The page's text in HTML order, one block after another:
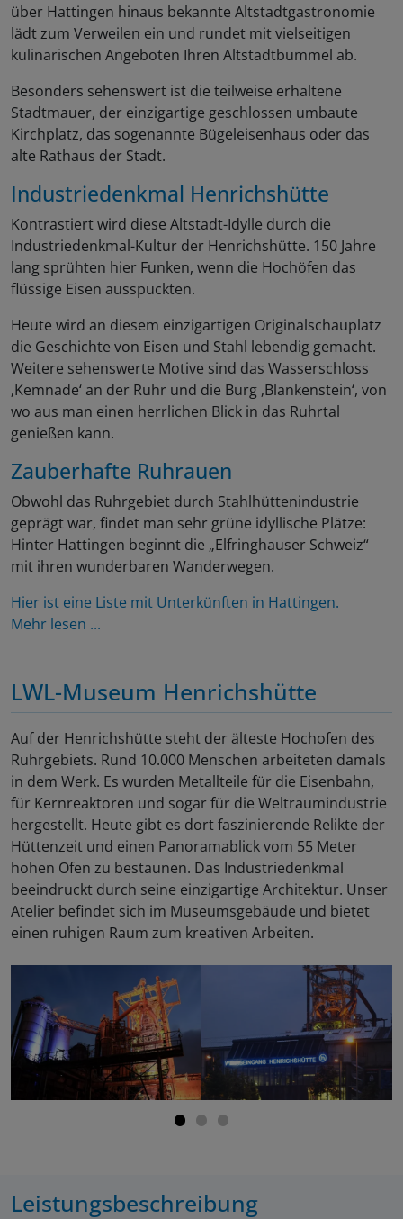
über Hattingen hinaus bekannte Altstadtgastronomie
lädt zum Verweilen ein und rundet mit vielseitigen
kulinarischen Angeboten Ihren Altstadtbummel ab.
Besonders sehenswert ist die teilweise erhaltene
Stadtmauer, der einzigartige geschlossen umbaute
Kirchplatz, das sogenannte Bügeleisenhaus oder das
alte Rathaus der Stadt.
Industriedenkmal Henrichshütte
Kontrastiert wird diese Altstadt-Idylle durch die
Industriedenkmal-Kultur der Henrichshütte. 150 Jahre
lang sprühten hier Funken, wenn die Hochöfen das
flüssige Eisen ausspuckten.
Heute wird an diesem einzigartigen Originalschauplatz
die Geschichte von Eisen und Stahl lebendig gemacht.
Weitere sehenswerte Motive sind das Wasserschloss
‚Kemnade‘ an der Ruhr und die Burg ‚Blankenstein‘, von
wo aus man einen herrlichen Blick in das Ruhrtal
genießen kann.
Zauberhafte Ruhrauen
Obwohl das Ruhrgebiet durch Stahlhüttenindustrie
geprägt war, findet man sehr grüne idyllische Plätze:
Hinter Hattingen beginnt die „Elfringhauser Schweiz“
mit ihren wunderbaren Wanderwegen.
Hier ist eine Liste mit Unterkünften in Hattingen.
Mehr lesen ...
LWL-Museum Henrichshütte
Auf der Henrichshütte steht der älteste Hochofen des
Ruhrgebiets. Rund 10.000 Menschen arbeiteten damals
in dem Werk. Es wurden Metallteile für die Eisenbahn,
für Kernreaktoren und sogar für die Weltraumindustrie
hergestellt. Heute gibt es dort faszinierende Relikte der
Hüttenzeit und einen Panoramablick vom 55 Meter
hohen Ofen zu bestaunen. Das Industriedenkmal
beeindruckt durch seine einzigartige Architektur. Unser
Atelier befindet sich im Museumsgebäude und bietet
einen ruhigen Raum zum kreativen Arbeiten.
Leistungsbeschreibung